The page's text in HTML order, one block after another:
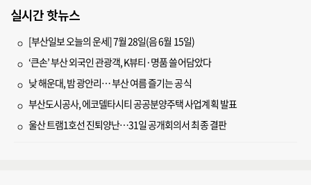
실시간 핫뉴스
[부산일보 오늘의 운세] 7월 28일(음 6월 15일)
‘큰손’ 부산 외국인 관광객, K뷰티·명품 쓸어담았다
낮 해운대, 밤 광안리… 부산 여름 즐기는 공식
부산도시공사, 에코델타시티 공공분양주택 사업계획 발표
울산 트램1호선 진퇴양난…31일 공개회의서 최종 결판